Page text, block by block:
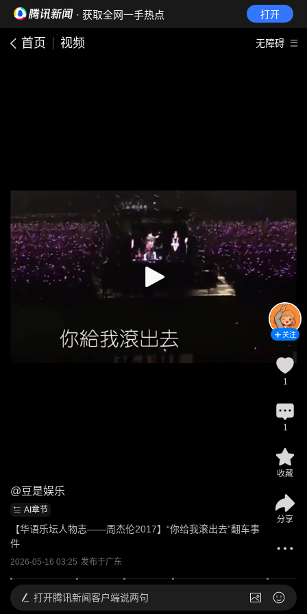
· 获取全网一手热点 打开
首页 视频 无障碍
@豆是娱乐
AI章节
【华语乐坛人物志——周杰伦2017】“你给我滚出去”翻车事
件
2026-05-16 03:25 发布于广东
关注
1
1
收藏
分享
打开腾讯新闻客户端说两句